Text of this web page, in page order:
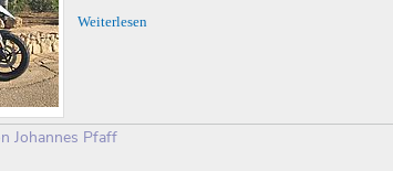
Weiterlesen
Johannes Pfaff